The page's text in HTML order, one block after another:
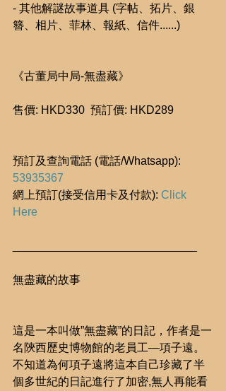
- 其他解謎故事道具 (字帖、拓片、銀
簪、相片、菲林、報紙、信件......)
《古董局中局-無盡藏》
售價: HKD330  預訂價: HKD289
預訂及查詢電話 (電話/Whatsapp):
53935367
網上預訂(接受信用卡及付款): Click
Here
無盡藏的故事
這是一本叫做”無盡藏”的日記，作者是一
名陝西歷史博物館的老員工—項子遠。
不知道為何項子遠將這本自己珍藏了半
個多世紀的日記進行了加密,無人再能看